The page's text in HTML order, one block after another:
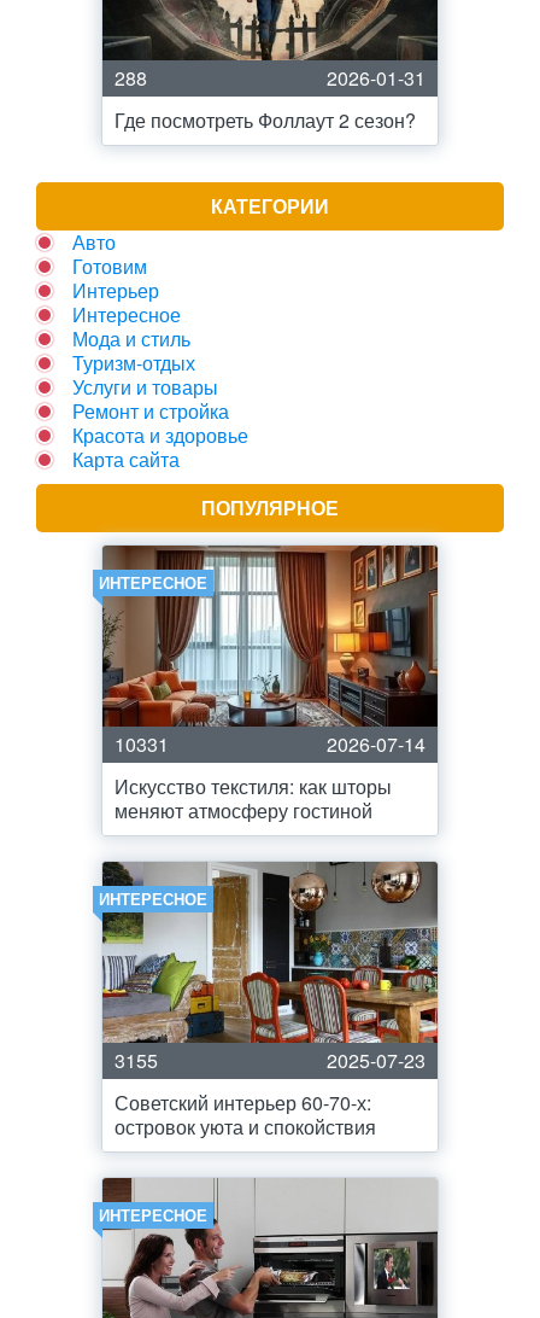
288
2026-01-31
Где посмотреть Фоллаут 2 сезон?
КАТЕГОРИИ
Авто
Готовим
Интерьер
Интересное
Мода и стиль
Туризм-отдых
Услуги и товары
Ремонт и стройка
Красота и здоровье
Карта сайта
ПОПУЛЯРНОЕ
ИНТЕРЕСНОЕ
10331
2026-07-14
Искусство текстиля: как шторы
меняют атмосферу гостиной
ИНТЕРЕСНОЕ
3155
2025-07-23
Советский интерьер 60-70-х:
островок уюта и спокойствия
ИНТЕРЕСНОЕ